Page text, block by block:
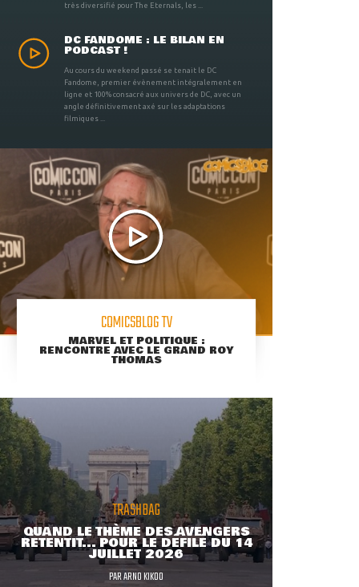
très diversifié pour The Eternals, les ...
DC FANDOME : LE BILAN EN
PODCAST !
Au cours du weekend passé se tenait le DC
Fandome, premier évènement intégralement en
ligne et 100% consacré aux univers de DC, avec un
angle définitivement axé sur les adaptations
filmiques ...
COMICSBLOG TV
MARVEL ET POLITIQUE :
RENCONTRE AVEC LE GRAND ROY
THOMAS
TRASHBAG
QUAND LE THÈME DES AVENGERS
RETENTIT... POUR LE DÉFILÉ DU 14
JUILLET 2026
PARARNO KIKOO